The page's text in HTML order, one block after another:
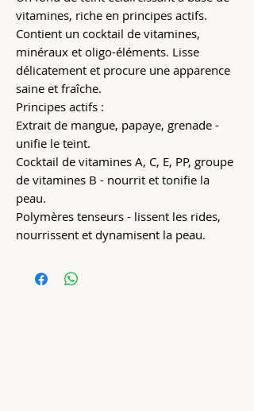
vitamines, riche en principes actifs.
Contient un cocktail de vitamines,
minéraux et oligo-éléments. Lisse
délicatement et procure une apparence
saine et fraîche.
Principes actifs :
Extrait de mangue, papaye, grenade -
unifie le teint.
Cocktail de vitamines A, C, E, PP, groupe
de vitamines B - nourrit et tonifie la
peau.
Polymères tenseurs - lissent les rides,
nourrissent et dynamisent la peau.